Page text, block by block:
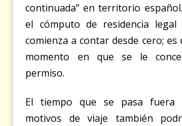
continuada” en territorio
el cómputo de residencia legal
comienza a contar desde cero; es
momento en que se le
permiso.
El tiempo que se pasa fuera
motivos de viaje también